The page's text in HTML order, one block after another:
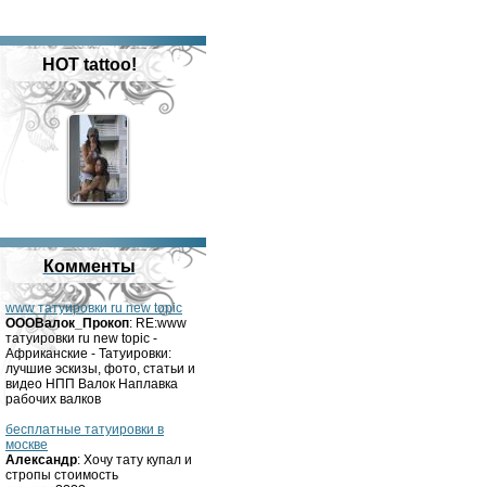
HOT tattoo!
Комменты
www татуировки ru new topic
OOOВалок_Прокоп: RE:www
татуировки ru new topic -
Африканские - Татуировки:
лучшие эскизы, фото, статьи и
видео НПП Валок Наплавка
рабочих валков
бесплатные татуировки в
москве
Александр: Хочу тату купал и
стропы стоимость